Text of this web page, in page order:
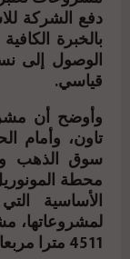
دفع الشركة
بالخبرة
الوصول إلى
قياسي.
تاون، وأمام
سوق الذهب
محطة
الأساسية
لمشروعاتها،
4511 مترا مربعا، ويضم وحدات تجارية وإدارية .